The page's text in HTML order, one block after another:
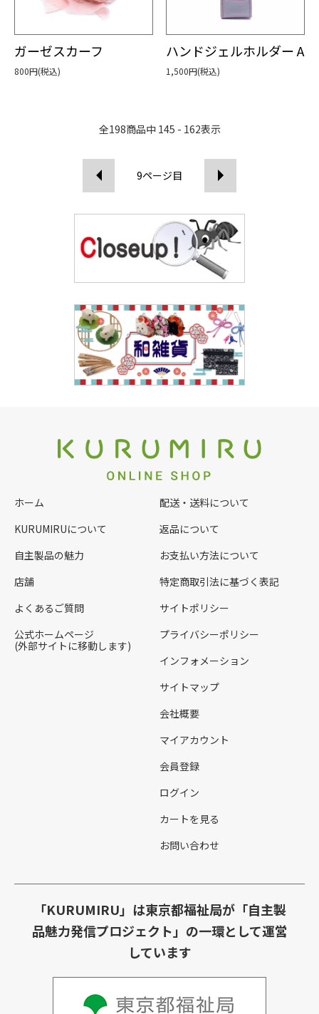
ガーゼスカーフ
800円(税込)
ハンドジェルホルダー A
1,500円(税込)
全198商品中 145 - 162表示
9ページ目
ホーム
KURUMIRUについて
自主製品の魅力
店舗
よくあるご質問
公式ホームページ
(外部サイトに移動します)
配送・送料について
返品について
お支払い方法について
特定商取引法に基づく表記
サイトポリシー
プライバシーポリシー
インフォメーション
サイトマップ
会社概要
マイアカウント
会員登録
ログイン
カートを見る
お問い合わせ
「KURUMIRU」は東京都福祉局が「自主製
品魅力発信プロジェクト」の一環として運営
しています